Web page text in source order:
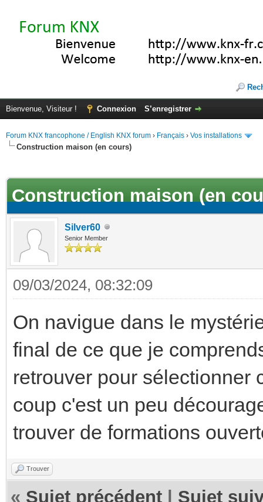
Bienvenue, Visiteur ! Connexion S’enregistrer
Forum KNX francophone / English KNX forum › Français › Vos installations
Construction maison (en cours)
Construction maison (en
Silver60
Senior Member
09/03/2024, 08:32:09
On navigue dans le
final de ce que je
retrouver pour sélectionner
coup c'est un peu
trouver de formations
Trouver
« Sujet précédent Sujet